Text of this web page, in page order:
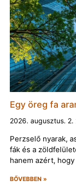
Egy öreg fa
2026. augusztus. 2.
Perzselő nyarak,
fák és a
hanem azért,
BŐVEBBEN »